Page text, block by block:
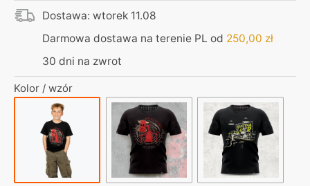
–
Egzorcysta
Uczę
się
Dostawa: wtorek 11.08
Darmowa dostawa na terenie PL od 250,00 zł
30 dni na zwrot
Kolor / wzór